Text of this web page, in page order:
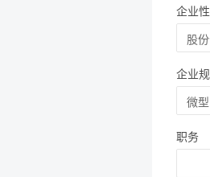
企业
企业
职务